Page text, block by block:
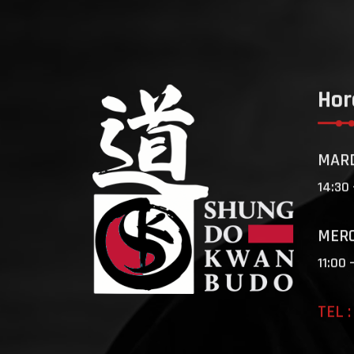
14:30
11:00
TEL